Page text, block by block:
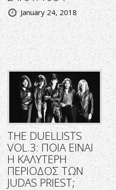
January 24, 2018
THE DUELLISTS
VOL.3: ΠΟΙΑ ΕΙΝΑΙ
Η ΚΑΛΥΤΕΡΗ
ΠΕΡΙΟΔΟΣ ΤΩΝ
JUDAS PRIEST;